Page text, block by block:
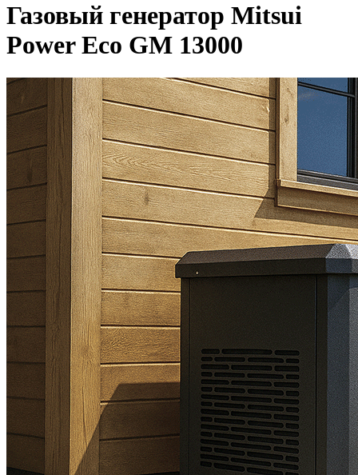
Газовый генератор Mitsui
Power Eco GM 13000